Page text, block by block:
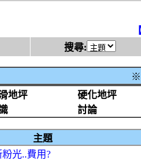
搜尋:
※
地坪
硬化地坪
討論
主題
光..費用?